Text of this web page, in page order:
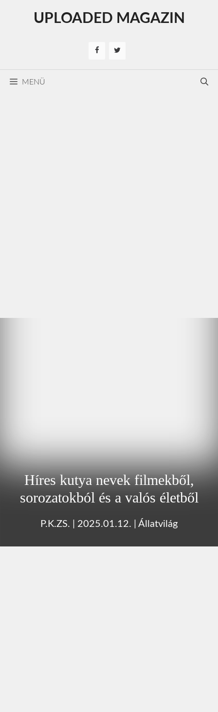
UPLOADED MAGAZIN
MENÜ
Híres kutya nevek filmekből,
sorozatokból és a valós életből
P.K.ZS. 2025.01.12. Állatvilág